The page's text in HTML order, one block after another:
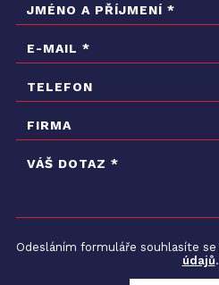
Odesláním formuláře souhlasíte se
údajů.